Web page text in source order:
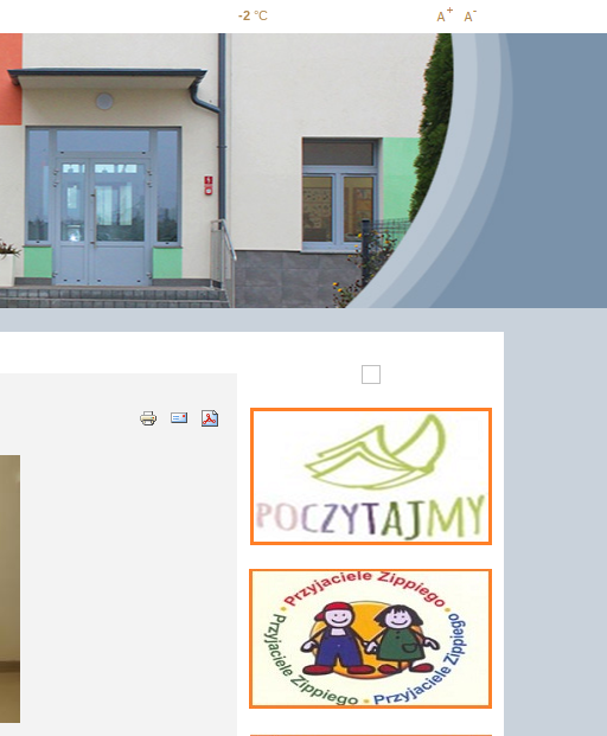
-2 °C Increase
font size
Decrease